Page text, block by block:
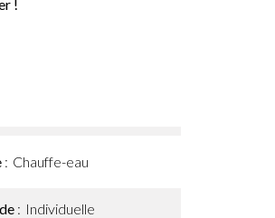
!
Chauffe-eau
Individuelle